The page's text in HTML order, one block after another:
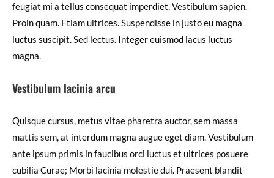
feugiat mi a tellus consequat imperdiet. Vestibulum sapien.
Proin quam. Etiam ultrices. Suspendisse in justo eu magna
luctus suscipit. Sed lectus. Integer euismod lacus luctus
magna.
Vestibulum lacinia arcu
Quisque cursus, metus vitae pharetra auctor, sem massa
mattis sem, at interdum magna augue eget diam. Vestibulum
ante ipsum primis in faucibus orci luctus et ultrices posuere
cubilia Curae; Morbi lacinia molestie dui. Praesent blandit